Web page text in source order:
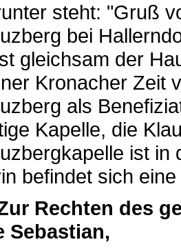
steht: "Gruß
bei
gleichsam der
Kronacher Zeit
als
Kapelle, die
ist in
befindet sich
Rechten des
Sebastian,